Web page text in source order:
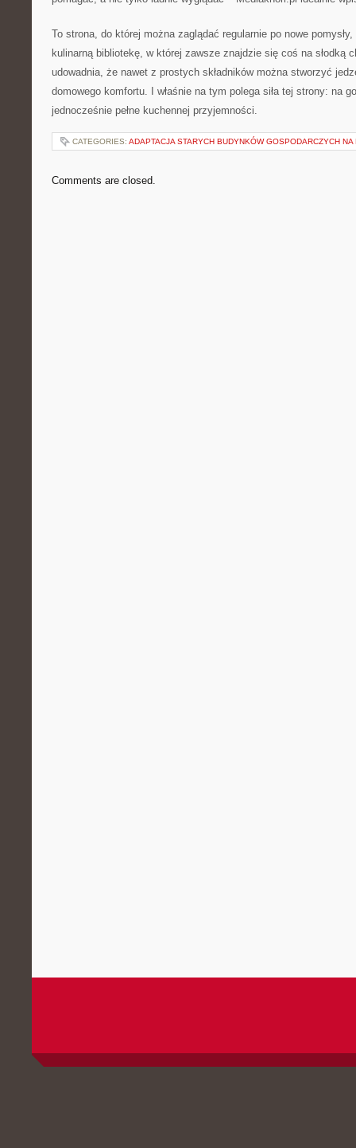
To strona, do której można zaglądać regularnie po nowe
kulinarną bibliotekę, w której zawsze znajdzie się coś na słodką
udowadnia, że nawet z prostych składników można stworzyć
domowego komfortu. I właśnie na tym polega siła tej strony: na
jednocześnie pełne kuchennej przyjemności.
CATEGORIES: ADAPTACJA STARYCH BUDYNKÓW GOSPODARCZYCH
Comments are closed.